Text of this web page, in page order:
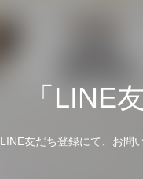
「LINE
LINE友だち登録にて、お問